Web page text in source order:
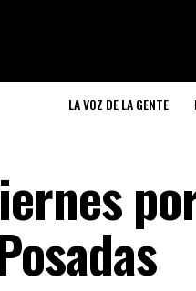
LA VOZ DE LA GENTE